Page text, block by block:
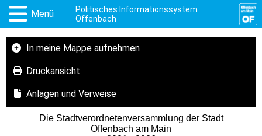
Menü
Politisches Informationssystem
Offenbach
In meine Mappe aufnehmen
Druckansicht
Anlagen und Verweise
Die Stadtverordnetenversammlung der Stadt
Offenbach am Main